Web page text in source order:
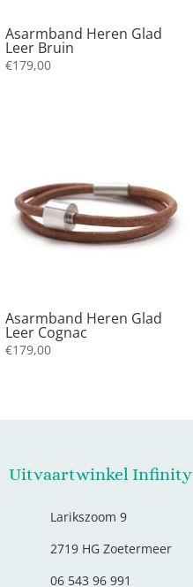
Asarmband Heren Glad
Leer Bruin
€179,00
Asarmband Heren Glad
Leer Cognac
€179,00
Uitvaartwinkel Infinity
Larikszoom 9
2719 HG Zoetermeer
06 543 96 991